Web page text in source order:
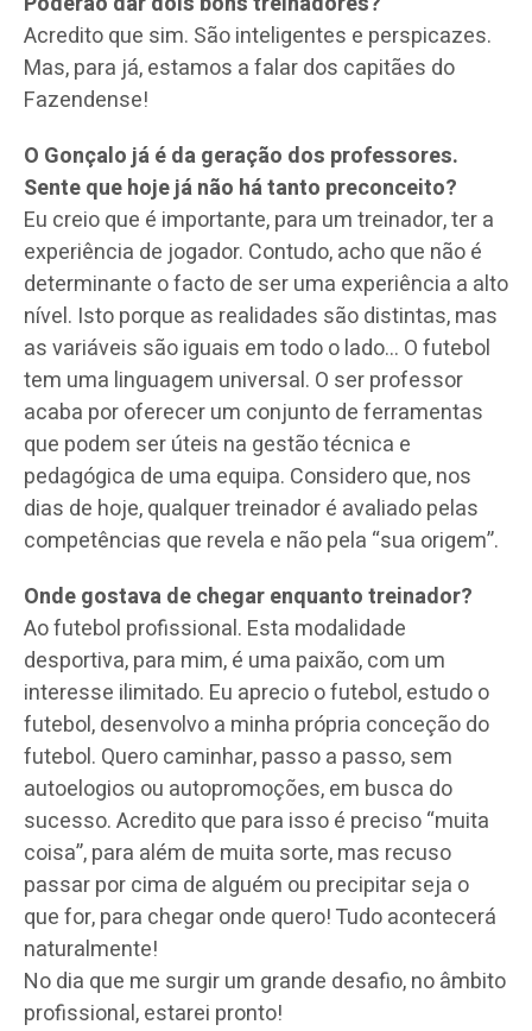
Acredito que sim. São inteligentes e perspicazes.
Mas, para já, estamos a falar dos capitães do
Fazendense!
O Gonçalo já é da geração dos professores.
Sente que hoje já não há tanto preconceito?
Eu creio que é importante, para um treinador, ter a
experiência de jogador. Contudo, acho que não é
determinante o facto de ser uma experiência a alto
nível. Isto porque as realidades são distintas, mas
as variáveis são iguais em todo o lado… O futebol
tem uma linguagem universal. O ser professor
acaba por oferecer um conjunto de ferramentas
que podem ser úteis na gestão técnica e
pedagógica de uma equipa. Considero que, nos
dias de hoje, qualquer treinador é avaliado pelas
competências que revela e não pela “sua origem”.
Onde gostava de chegar enquanto treinador?
Ao futebol profissional. Esta modalidade
desportiva, para mim, é uma paixão, com um
interesse ilimitado. Eu aprecio o futebol, estudo o
futebol, desenvolvo a minha própria conceção do
futebol. Quero caminhar, passo a passo, sem
autoelogios ou autopromoções, em busca do
sucesso. Acredito que para isso é preciso “muita
coisa”, para além de muita sorte, mas recuso
passar por cima de alguém ou precipitar seja o
que for, para chegar onde quero! Tudo acontecerá
naturalmente!
No dia que me surgir um grande desafio, no âmbito
profissional, estarei pronto!